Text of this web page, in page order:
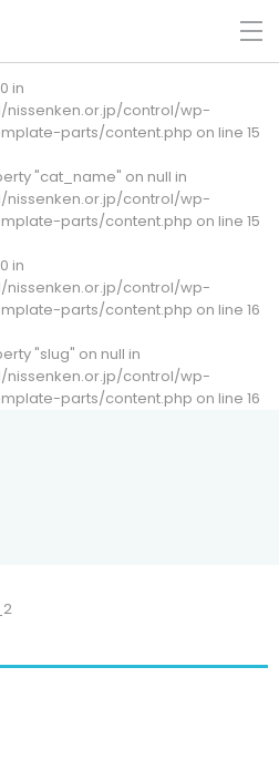
in
control/wp-
parts/content.php on line 15
"cat_name" on null in
control/wp-
parts/content.php on line 15
in
control/wp-
parts/content.php on line 16
"slug" on null in
control/wp-
parts/content.php on line 16